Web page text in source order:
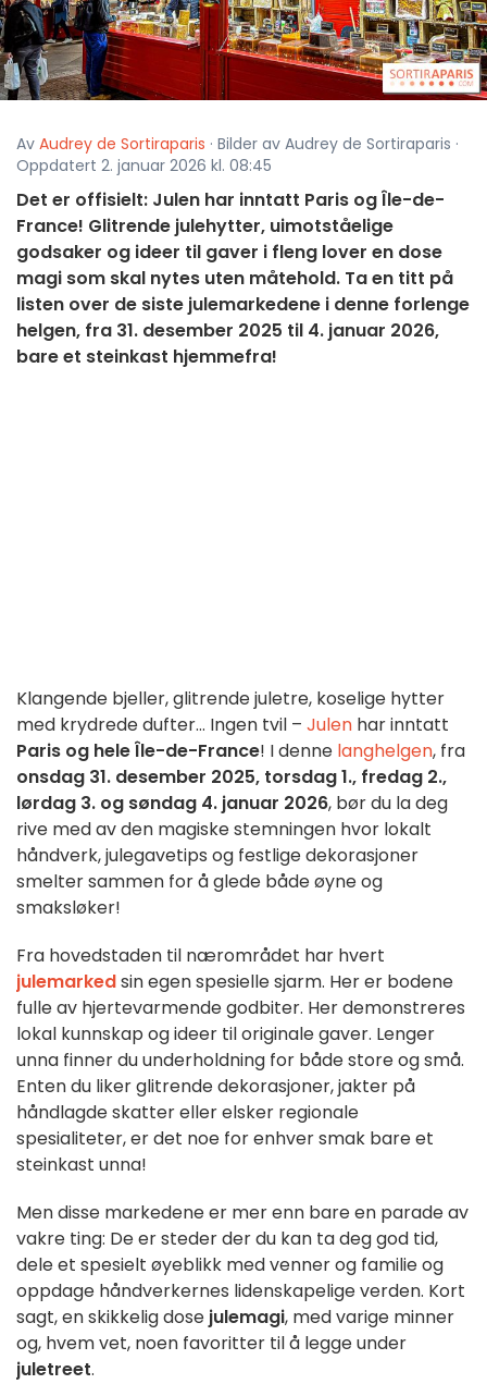
Av Audrey de Sortiraparis · Bilder av Audrey de Sortiraparis ·
Oppdatert 2. januar 2026 kl. 08:45
Det er offisielt: Julen har inntatt Paris og Île-de-
France! Glitrende julehytter, uimotståelige
godsaker og ideer til gaver i fleng lover en dose
magi som skal nytes uten måtehold. Ta en titt på
listen over de siste julemarkedene i denne forlenge
helgen, fra 31. desember 2025 til 4. januar 2026,
bare et steinkast hjemmefra!
Klangende bjeller, glitrende juletre, koselige hytter
med krydrede dufter… Ingen tvil – Julen har inntatt
Paris og hele Île-de-France! I denne langhelgen, fra
onsdag 31. desember 2025, torsdag 1., fredag 2.,
lørdag 3. og søndag 4. januar 2026, bør du la deg
rive med av den magiske stemningen hvor lokalt
håndverk, julegavetips og festlige dekorasjoner
smelter sammen for å glede både øyne og
smaksløker!
Fra hovedstaden til nærområdet har hvert
julemarkedsin egen spesielle sjarm. Her er bodene
fulle av hjertevarmende godbiter. Her demonstreres
lokal kunnskap og ideer til originale gaver. Lenger
unna finner du underholdning for både store og små.
Enten du liker glitrende dekorasjoner, jakter på
håndlagde skatter eller elsker regionale
spesialiteter, er det noe for enhver smak bare et
steinkast unna!
Men disse markedene er mer enn bare en parade av
vakre ting: De er steder der du kan ta deg god tid,
dele et spesielt øyeblikk med venner og familie og
oppdage håndverkernes lidenskapelige verden. Kort
sagt, en skikkelig dose julemagi, med varige minner
og, hvem vet, noen favoritter til å legge under
juletreet.